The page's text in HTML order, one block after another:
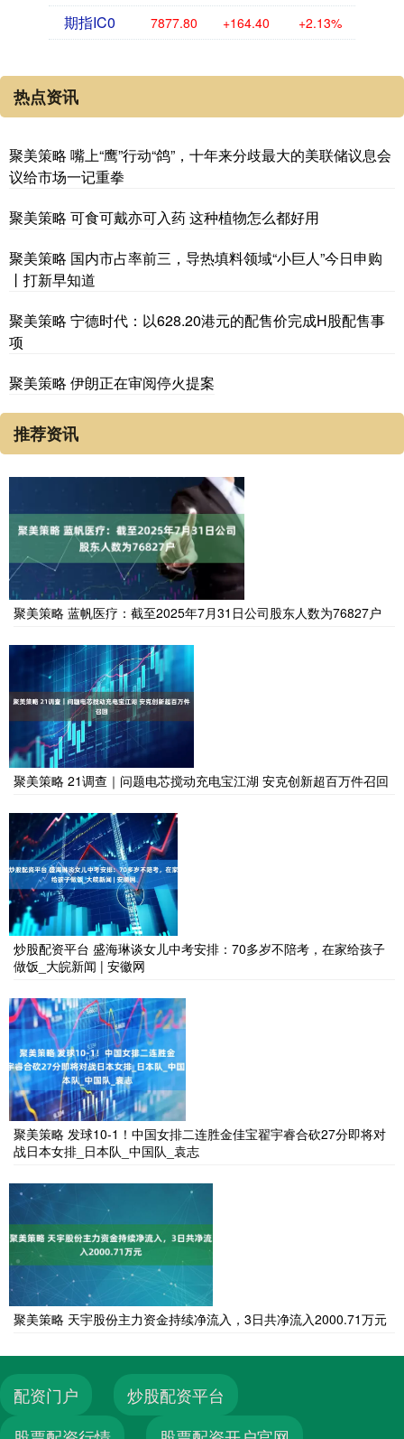
期指IC0 7877.80 +164.40 +2.13%
热点资讯
聚美策略 嘴上“鹰”行动“鸽”，十年来分歧最大的美联储议息会
议给市场一记重拳
聚美策略 可食可戴亦可入药 这种植物怎么都好用
聚美策略 国内市占率前三，导热填料领域“小巨人”今日申购
丨打新早知道
聚美策略 宁德时代：以628.20港元的配售价完成H股配售事
项
聚美策略 伊朗正在审阅停火提案
推荐资讯
聚美策略 蓝帆医疗：截至2025年7月31日公司股东人数为76827户
聚美策略 21调查｜问题电芯搅动充电宝江湖 安克创新超百万件召回
炒股配资平台 盛海琳谈女儿中考安排：70多岁不陪考，在家给孩子
做饭_大皖新闻 | 安徽网
聚美策略 发球10-1！中国女排二连胜金佳宝翟宇睿合砍27分即将对
战日本女排_日本队_中国队_袁志
聚美策略 天宇股份主力资金持续净流入，3日共净流入2000.71万元
配资门户
炒股配资平台